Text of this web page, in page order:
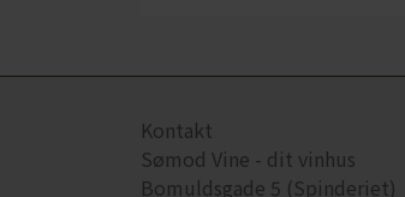
Kontakt
Sømod Vine - dit vinhus
Bomuldsgade 5 (Spinderiet)